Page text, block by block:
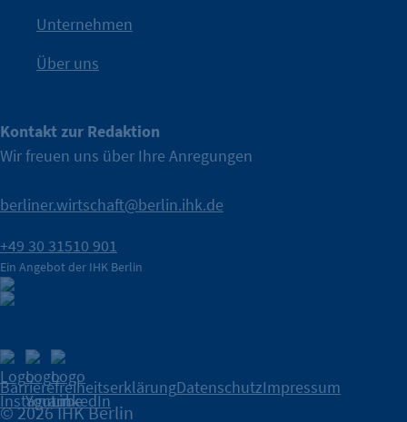
IHK Berlin. Offizieller Unterstützer der Berliner Wirtschaft.
Unternehmen
Über uns
Kontakt zur Redaktion
Wir freuen uns über Ihre Anregungen
berliner.wirtschaft@berlin.ihk.de
+49 30 31510 901
Ein Angebot der IHK Berlin
© 2026 IHK Berlin
BarrierefreiheitserklärungDatenschutzImpressum